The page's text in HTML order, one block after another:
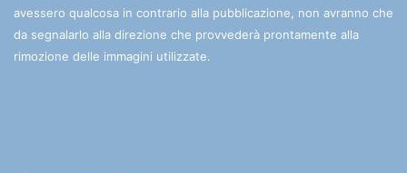
avessero qualcosa in contrario alla pubblicazione, non avranno che
da segnalarlo alla direzione che provvederà prontamente alla
rimozione delle immagini utilizzate.